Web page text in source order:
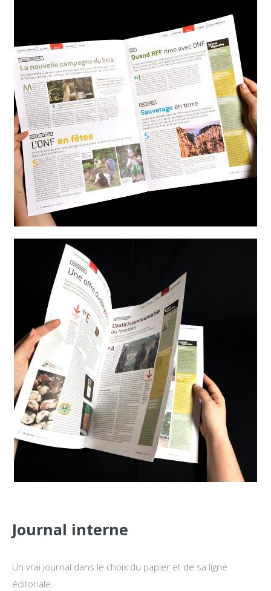
Journal interne
Un vrai journal dans le choix du papier et de sa ligne
éditoriale.